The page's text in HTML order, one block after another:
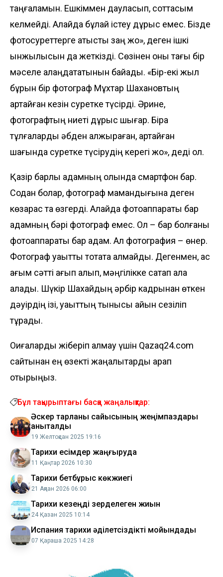
таңғаламын. Ешкіммен дау­ласып, соттасқым
келмейді. Алайда бұлай істеу дұрыс емес. Бізде
фотосуреттерге қатысты заң жоқ», деген ішкі
қынжылысын да жеткізді. Сөзінен оны тағы бір
мәселе алаңдататынын байқадық. «Бір-екі жыл
бұрын бір фотограф Мұхтар Шахановтың
қартайған кезін суретке түсірді. Әрине,
фотографтың ниеті дұрыс шығар. Бірақ
тұлғаларды әбден қалжыраған, қартайған
шағында суретке түсірудің керегі жоқ», деді ол.
Қазір барлық адамның қо­лында смартфон бар.
Содан болар, фотограф мамандығына деген
көзқарас та өзгерді. Алайда фотоаппараты бар
адамның бәрі фотограф емес. Ол – бар болғаны
фотоаппараты бар адам. Ал фотография – өнер.
Фото­граф уақытты тоқтата алмайды. Дегенмен, қас
қағым сәтті қағып алып, мәңгілікке сақтап қала
алады. Шүкір Шахайдың әрбір кадрынан өткен
дәуірдің ізі, уақыттың тынысы айқын сезіліп
тұрады.
Оқиғаларды жіберіп алмау үшін Qazaq24.com
сайтынан ең өзекті жаңалықтарды қарап
отырыңыз.
Бұл тақырыптағы басқа жаңалықтар:
Әскер тарланы сайысының жеңімпаздары
анықталды
19 Желтоқсан 2025 19:16
Тарихи есімдер жаңғыруда
11 Қаңтар 2026 10:30
Тарихи бетбұрыс көкжиегі
21 Ақпан 2026 06:00
Тарихи кезеңді зерделеген жиын
24 Қазан 2025 10:14
Испания тарихи әділетсіздікті мойындады
07 Қараша 2025 14:28